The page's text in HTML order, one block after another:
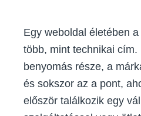
Egy weboldal életében
több, mint technikai cím.
benyomás része, a
és sokszor az a pont,
először találkozik egy